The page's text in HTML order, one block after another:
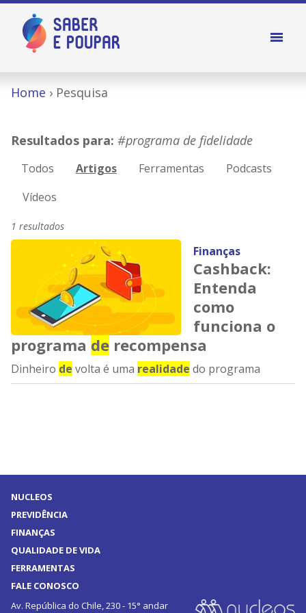
Home Pesquisa
Resultados para: #programa de fidelidade
Todos Artigos Ferramentas
Podcasts
Vídeos
1 resultados
Finanças
Cashback:
Entenda
como
funciona o
programa de recompensa
Dinheiro de volta é uma realidade do programa
NUCLEOS
PREVIDÊNCIA
FINANÇAS
QUALIDADE DE VIDA
FERRAMENTAS
FALE CONOSCO
Av. República do Chile, 230 - 15° andar